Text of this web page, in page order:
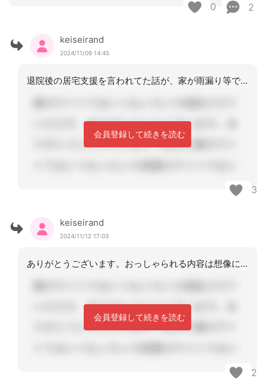
0 2
keiseirand
2024/11/09 14:45
退院後の居宅支援を言われてた話が、家が雨漏り等で済めなく転居を希望と今日夕方市役
会員登録して続きを読む
3
keiseirand
2024/11/12 17:03
ありがとうございます。おっしゃられる内容は想像につくことで、正味ケアマネには一切
会員登録して続きを読む
2